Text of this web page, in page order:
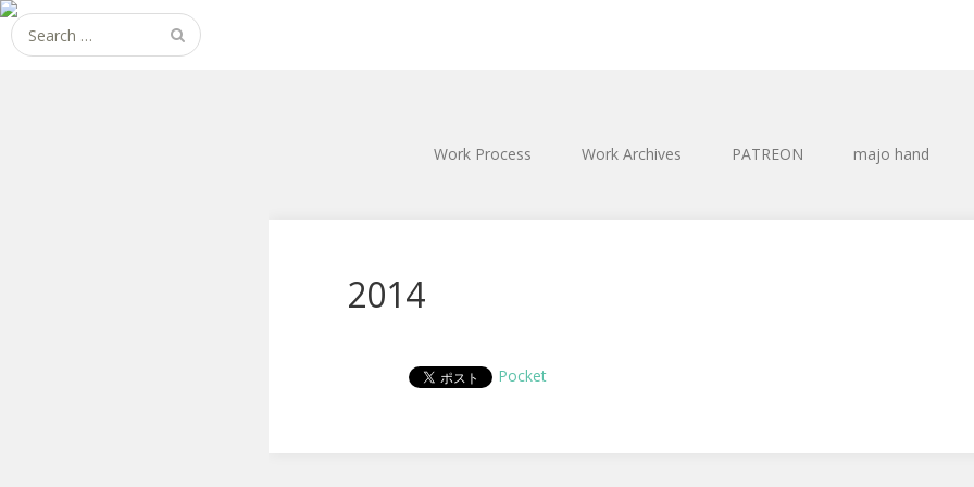
Search
for:
Work Process Work Archives PATREON majo hand
2014
Pocket